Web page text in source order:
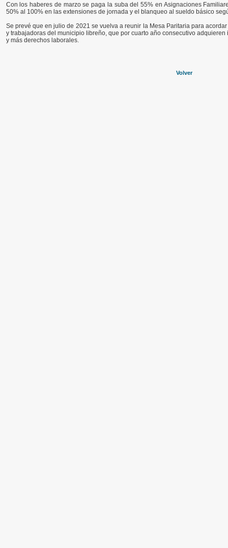
Con los haberes de marzo se paga la suba del 55% en Asignaciones
50% al 100% en las extensiones de jornada y el blanqueo al sueldo básico
Se prevé que en julio de 2021 se vuelva a reunir la Mesa Paritaria para
y trabajadoras del municipio libreño, que por cuarto año consecutivo
y más derechos laborales.
Volver